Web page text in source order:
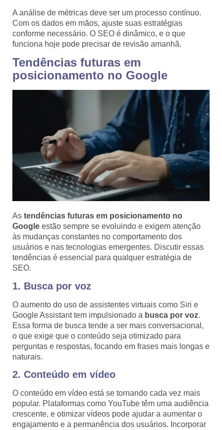
A análise de métricas deve ser um processo contínuo.
Com os dados em mãos, ajuste suas estratégias
conforme necessário. O SEO é dinâmico, e o que
funciona hoje pode precisar de revisão amanhã.
Tendências futuras em
posicionamento no Google
As tendências futuras em posicionamento no
Google estão sempre se evoluindo e exigem atenção
às mudanças constantes no comportamento dos
usuários e nas tecnologias emergentes. Discutir essas
tendências é essencial para qualquer estratégia de
SEO.
1. Busca por voz
O aumento do uso de assistentes virtuais como Siri e
Google Assistant tem impulsionado a busca por voz.
Essa forma de busca tende a ser mais conversacional,
o que exige que o conteúdo seja otimizado para
perguntas e respostas, focando em frases mais longas e
naturais.
2. Conteúdo em vídeo
O conteúdo em vídeo está se tornando cada vez mais
popular. Plataformas como YouTube têm uma audiência
crescente, e otimizar vídeos pode ajudar a aumentar o
engajamento e a permanência dos usuários. Incorporar